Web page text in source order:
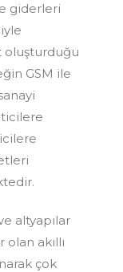
giderleri
oluşturduğu
GSM ile
altyapılar
akıllı
çok